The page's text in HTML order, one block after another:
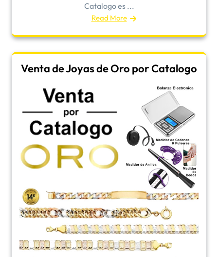
Catalogo es ...
Read More
Venta de Joyas de Oro por Catalogo